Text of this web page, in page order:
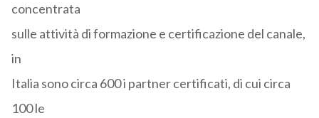
concentrata
sulle attività di formazione e certificazione del canale,
in
Italia sono circa 600 i partner certificati, di cui circa
100 le